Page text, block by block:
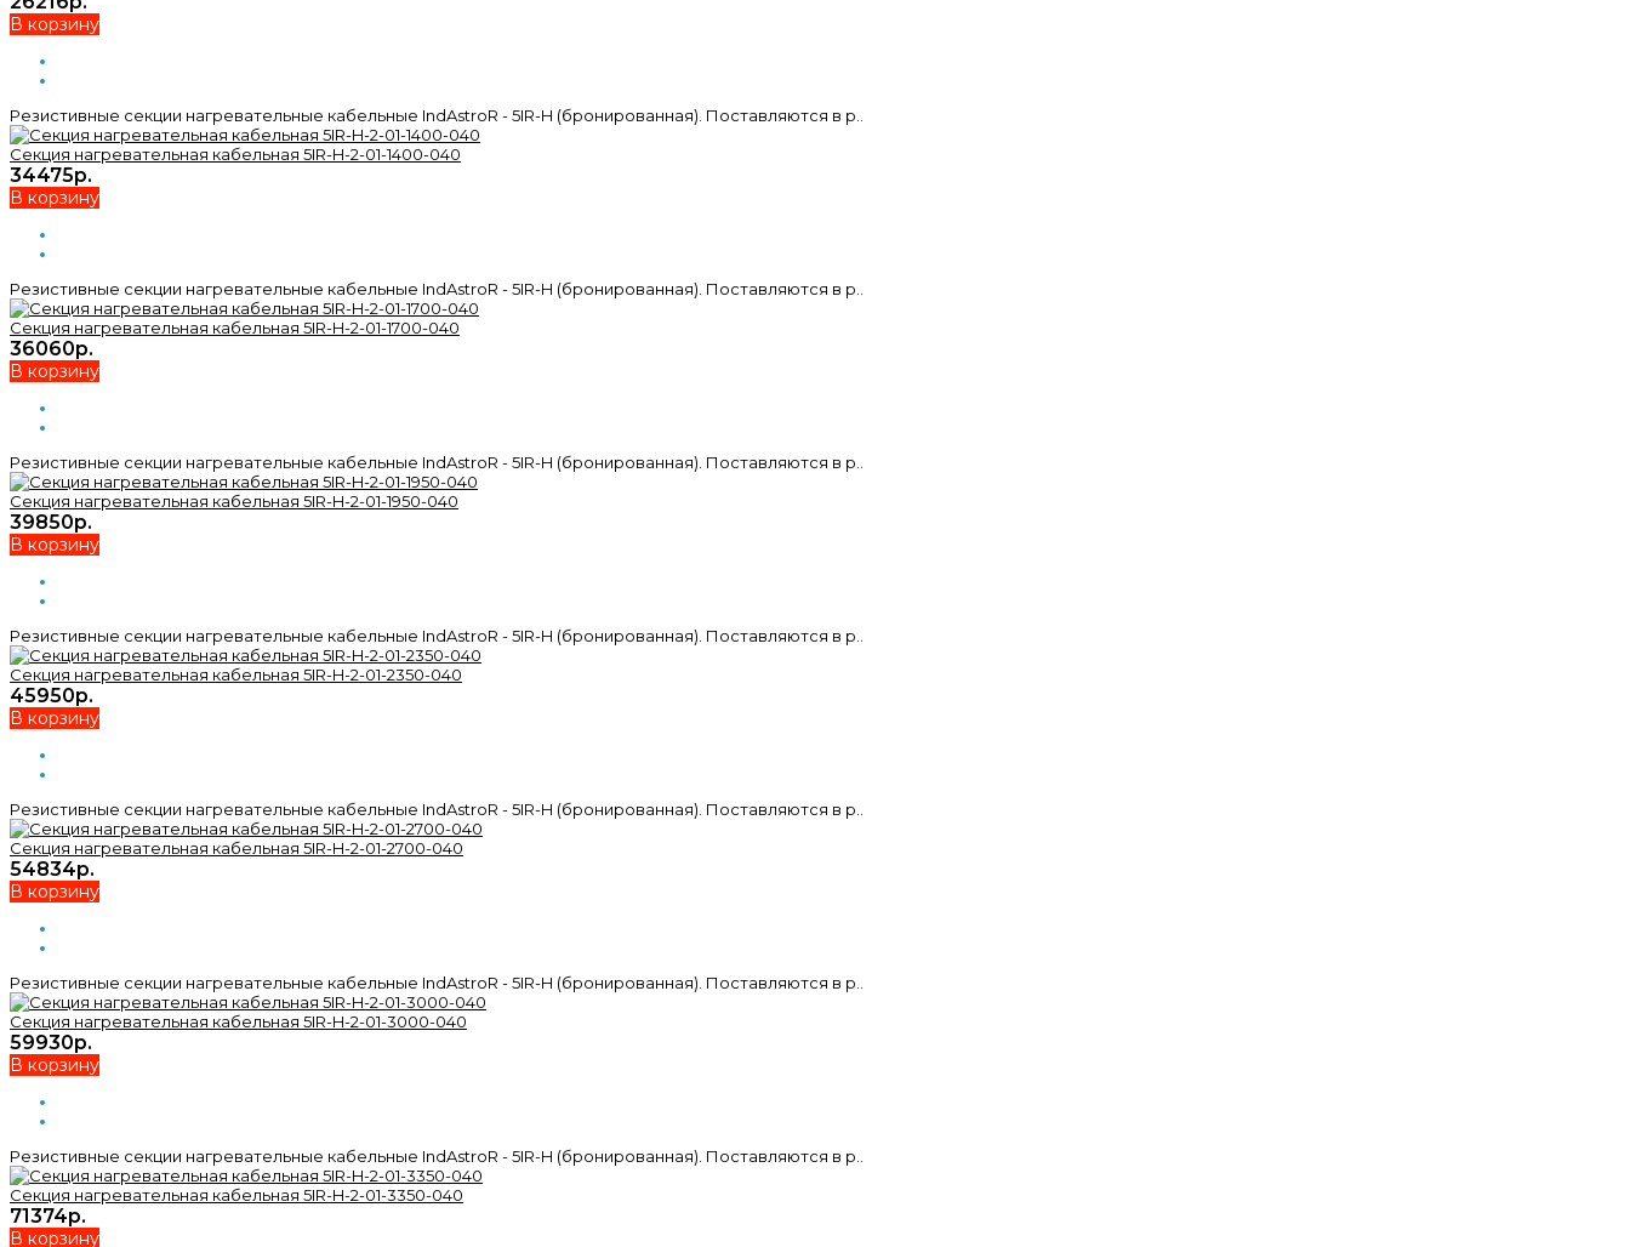
В корзину
Резистивные секции нагревательные кабельные IndAstroR - 5IR-H (бронированная). Поставляются в р..
Секция нагревательная кабельная 5IR-H-2-01-1400-040
34475р.
В корзину
Резистивные секции нагревательные кабельные IndAstroR - 5IR-H (бронированная). Поставляются в р..
Секция нагревательная кабельная 5IR-H-2-01-1700-040
36060р.
В корзину
Резистивные секции нагревательные кабельные IndAstroR - 5IR-H (бронированная). Поставляются в р..
Секция нагревательная кабельная 5IR-H-2-01-1950-040
39850р.
В корзину
Резистивные секции нагревательные кабельные IndAstroR - 5IR-H (бронированная). Поставляются в р..
Секция нагревательная кабельная 5IR-H-2-01-2350-040
45950р.
В корзину
Резистивные секции нагревательные кабельные IndAstroR - 5IR-H (бронированная). Поставляются в р..
Секция нагревательная кабельная 5IR-H-2-01-2700-040
54834р.
В корзину
Резистивные секции нагревательные кабельные IndAstroR - 5IR-H (бронированная). Поставляются в р..
Секция нагревательная кабельная 5IR-H-2-01-3000-040
59930р.
В корзину
Резистивные секции нагревательные кабельные IndAstroR - 5IR-H (бронированная). Поставляются в р..
Секция нагревательная кабельная 5IR-H-2-01-3350-040
71374р.
В корзину